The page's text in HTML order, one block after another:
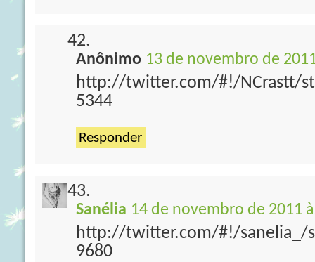
Anônimo 13 de novembro de
http://twitter.com/#!/NCrastt/
5344
Responder
Sanélia 14 de novembro de 2011
http://twitter.com/#!/sanelia_/
9680